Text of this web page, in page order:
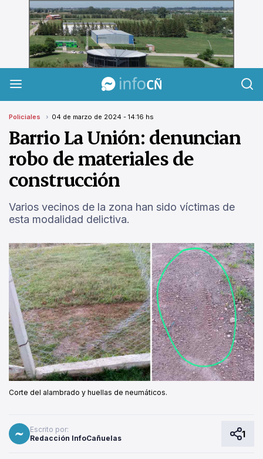
InfoCañuelas
Policiales 04 de marzo de 2024 - 14:16 hs
Barrio La Unión: denuncian
robo de materiales de
construcción
Varios vecinos de la zona han sido víctimas de
esta modalidad delictiva.
Corte del alambrado y huellas de neumáticos.
Escrito por:
Redacción InfoCañuelas
1